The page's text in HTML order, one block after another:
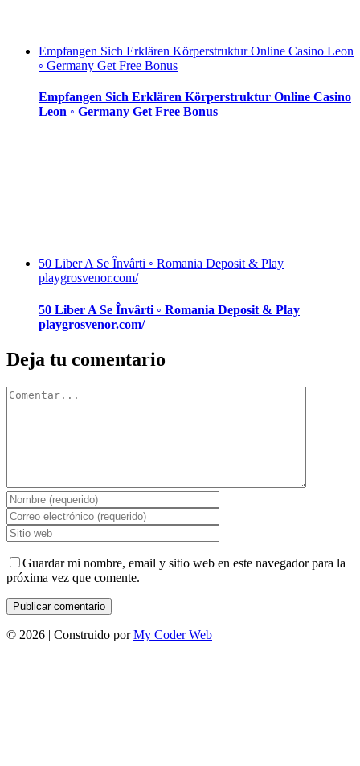
Empfangen Sich Erklären Körperstruktur Online Casino Leon
◦ Germany Get Free Bonus
Empfangen Sich Erklären Körperstruktur Online Casino
Leon ◦ Germany Get Free Bonus
50 Liber A Se Învârti ◦ Romania Deposit & Play
playgrosvenor.com/
50 Liber A Se Învârti ◦ Romania Deposit & Play
playgrosvenor.com/
Deja tu comentario
Comentar
Guardar mi nombre, email y sitio web en este navegador para la
próxima vez que comente.
© 2026 | Construido porMy Coder Web